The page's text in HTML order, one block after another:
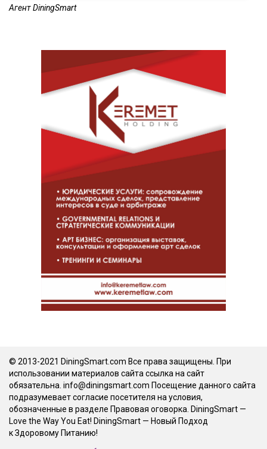
Агент DiningSmart
© 2013-2021 DiningSmart.com Все права защищены. При
использовании материалов сайта ссылка на сайт
обязательна. info@diningsmart.com Посещение данного сайта
подразумевает согласие посетителя на условия,
обозначенные в разделе Правовая оговорка. DiningSmart —
Love the Way You Eat! DiningSmart — Новый Подход
к Здоровому Питанию!